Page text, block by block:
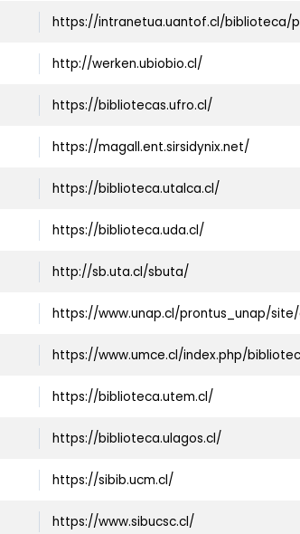
https://intranetua.uantof.cl/biblioteca/
http://werken.ubiobio.cl/
https://bibliotecas.ufro.cl/
https://magall.ent.sirsidynix.net/
https://biblioteca.utalca.cl/
https://biblioteca.uda.cl/
http://sb.uta.cl/sbuta/
https://www.unap.cl/prontus_unap/
https://www.umce.cl/index.php/
https://biblioteca.utem.cl/
https://biblioteca.ulagos.cl/
https://sibib.ucm.cl/
https://www.sibucsc.cl/